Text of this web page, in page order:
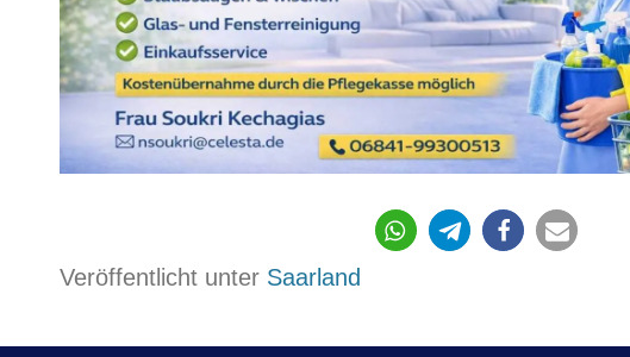
290
Veröffentlicht unter Saarland